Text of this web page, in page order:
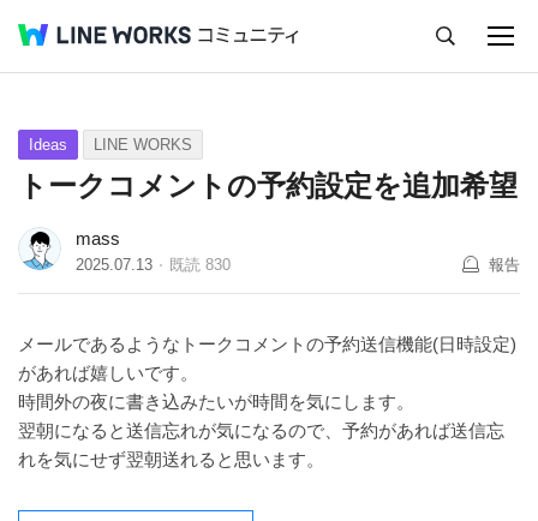
Q&A Tips Ideas
Ideas LINE WORKS
トークコメントの予約設定を追加希望
mass
2025.07.13 既読 830 報告
メールであるようなトークコメントの予約送信機能(日時設定)
があれば嬉しいです。
時間外の夜に書き込みたいが時間を気にします。
翌朝になると送信忘れが気になるので、予約があれば送信忘
れを気にせず翌朝送れると思います。